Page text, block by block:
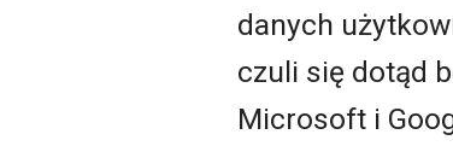
danych
czuli się dotąd
Microsoft i